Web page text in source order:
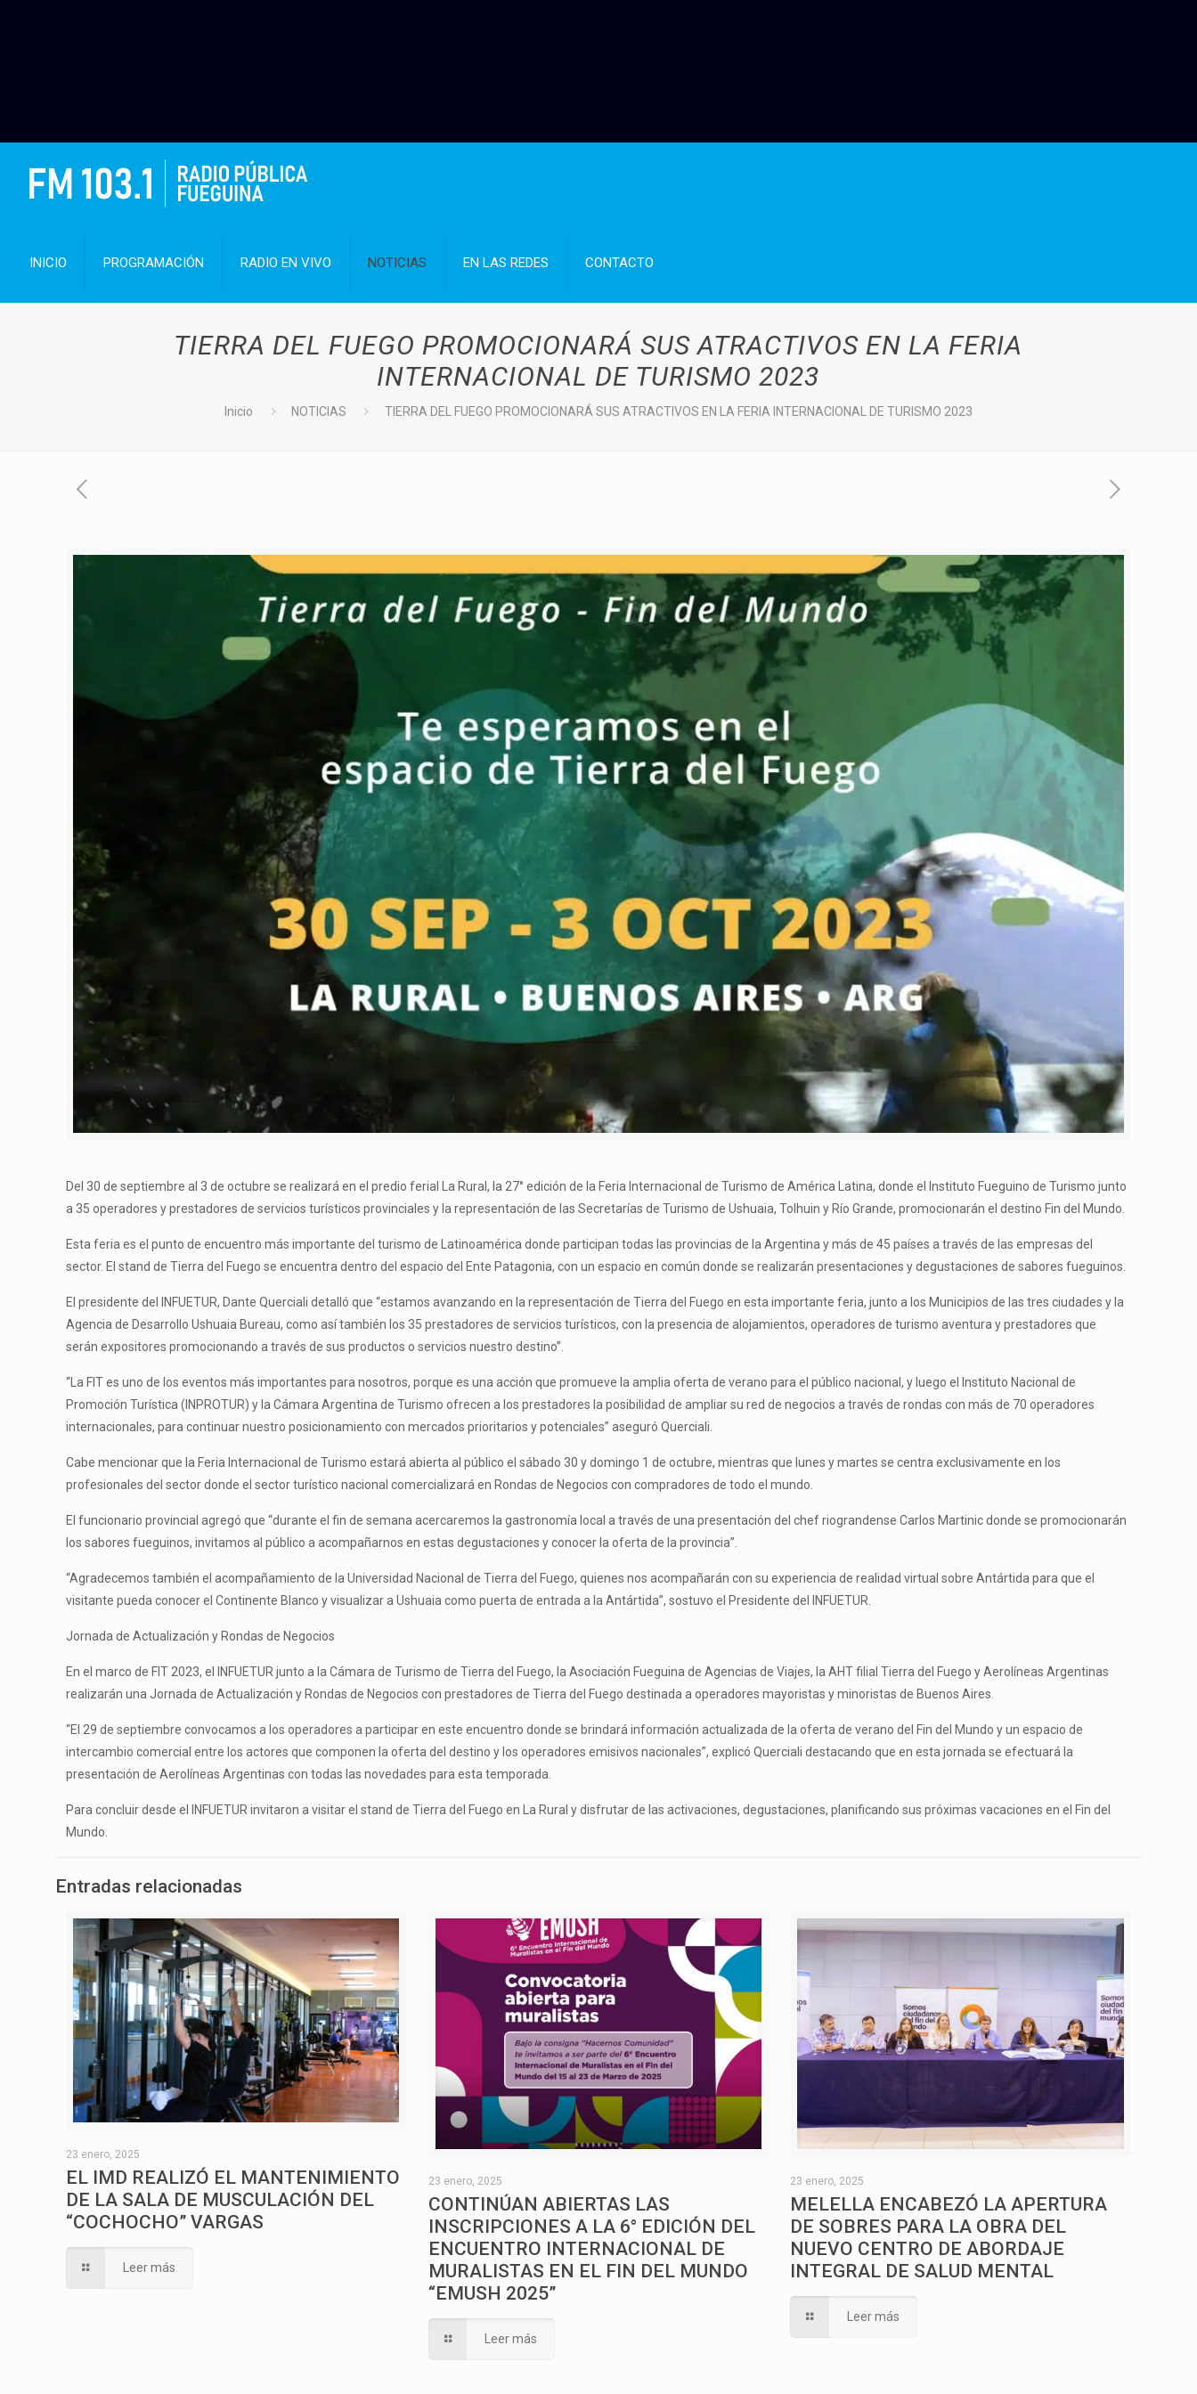
INICIO PROGRAMACIÓN RADIO EN VIVO NOTICIAS EN LAS REDES CONTACTO
TIERRA DEL FUEGO PROMOCIONARÁ SUS ATRACTIVOS EN LA FERIA
INTERNACIONAL DE TURISMO 2023
Inicio NOTICIAS TIERRA DEL FUEGO PROMOCIONARÁ SUS ATRACTIVOS EN LA FERIA INTERNACIONAL DE TURISMO 2023
Del 30 de septiembre al 3 de octubre se realizará en el predio ferial La Rural, la 27° edición de la Feria Internacional de Turismo de América Latina, donde el Instituto Fueguino de Turismo junto
a 35 operadores y prestadores de servicios turísticos provinciales y la representación de las Secretarías de Turismo de Ushuaia, Tolhuin y Río Grande, promocionarán el destino Fin del Mundo.
Esta feria es el punto de encuentro más importante del turismo de Latinoamérica donde participan todas las provincias de la Argentina y más de 45 países a través de las empresas del
sector. El stand de Tierra del Fuego se encuentra dentro del espacio del Ente Patagonia, con un espacio en común donde se realizarán presentaciones y degustaciones de sabores fueguinos.
El presidente del INFUETUR, Dante Querciali detalló que “estamos avanzando en la representación de Tierra del Fuego en esta importante feria, junto a los Municipios de las tres ciudades y la
Agencia de Desarrollo Ushuaia Bureau, como así también los 35 prestadores de servicios turísticos, con la presencia de alojamientos, operadores de turismo aventura y prestadores que
serán expositores promocionando a través de sus productos o servicios nuestro destino”.
“La FIT es uno de los eventos más importantes para nosotros, porque es una acción que promueve la amplia oferta de verano para el público nacional, y luego el Instituto Nacional de
Promoción Turística (INPROTUR) y la Cámara Argentina de Turismo ofrecen a los prestadores la posibilidad de ampliar su red de negocios a través de rondas con más de 70 operadores
internacionales, para continuar nuestro posicionamiento con mercados prioritarios y potenciales” aseguró Querciali.
Cabe mencionar que la Feria Internacional de Turismo estará abierta al público el sábado 30 y domingo 1 de octubre, mientras que lunes y martes se centra exclusivamente en los
profesionales del sector donde el sector turístico nacional comercializará en Rondas de Negocios con compradores de todo el mundo.
El funcionario provincial agregó que “durante el fin de semana acercaremos la gastronomía local a través de una presentación del chef riograndense Carlos Martinic donde se promocionarán
los sabores fueguinos, invitamos al público a acompañarnos en estas degustaciones y conocer la oferta de la provincia”.
“Agradecemos también el acompañamiento de la Universidad Nacional de Tierra del Fuego, quienes nos acompañarán con su experiencia de realidad virtual sobre Antártida para que el
visitante pueda conocer el Continente Blanco y visualizar a Ushuaia como puerta de entrada a la Antártida”, sostuvo el Presidente del INFUETUR.
Jornada de Actualización y Rondas de Negocios
En el marco de FIT 2023, el INFUETUR junto a la Cámara de Turismo de Tierra del Fuego, la Asociación Fueguina de Agencias de Viajes, la AHT filial Tierra del Fuego y Aerolíneas Argentinas
realizarán una Jornada de Actualización y Rondas de Negocios con prestadores de Tierra del Fuego destinada a operadores mayoristas y minoristas de Buenos Aires.
“El 29 de septiembre convocamos a los operadores a participar en este encuentro donde se brindará información actualizada de la oferta de verano del Fin del Mundo y un espacio de
intercambio comercial entre los actores que componen la oferta del destino y los operadores emisivos nacionales”, explicó Querciali destacando que en esta jornada se efectuará la
presentación de Aerolíneas Argentinas con todas las novedades para esta temporada.
Para concluir desde el INFUETUR invitaron a visitar el stand de Tierra del Fuego en La Rural y disfrutar de las activaciones, degustaciones, planificando sus próximas vacaciones en el Fin del
Mundo.
Entradas relacionadas
23 enero, 2025
EL IMD REALIZÓ EL MANTENIMIENTO
DE LA SALA DE MUSCULACIÓN DEL
“COCHOCHO” VARGAS
Leer más
23 enero, 2025
CONTINÚAN ABIERTAS LAS
INSCRIPCIONES A LA 6° EDICIÓN DEL
ENCUENTRO INTERNACIONAL DE
MURALISTAS EN EL FIN DEL MUNDO
“EMUSH 2025”
Leer más
23 enero, 2025
MELELLA ENCABEZÓ LA APERTURA
DE SOBRES PARA LA OBRA DEL
NUEVO CENTRO DE ABORDAJE
INTEGRAL DE SALUD MENTAL
Leer más